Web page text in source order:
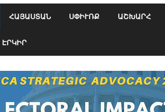
ՀԱՅԱՍՏԱՆ ՍՓԻՒՌՔ ԱՇԽԱՐՀ
ԷՐԿԻՐ